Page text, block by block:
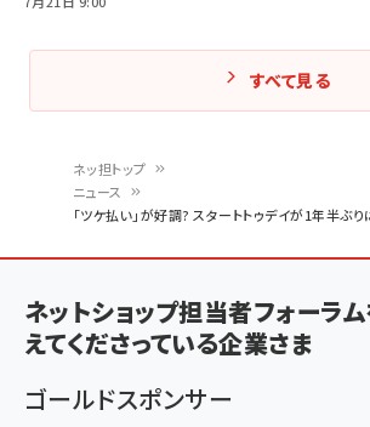
ン
く
ず
ネッ担トップ
ニュース
「ツケ払い」が好調? スタートトゥデイが1年半ぶ
すべて見る
ネットショップ担当者フォーラ
えてくださっている企業さま
ゴールドスポンサー